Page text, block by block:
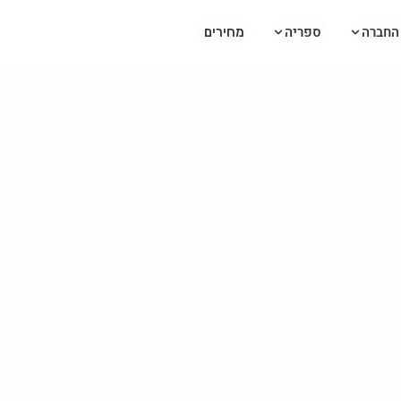
החברה ספריה מחירים החברה ספריה מחירים